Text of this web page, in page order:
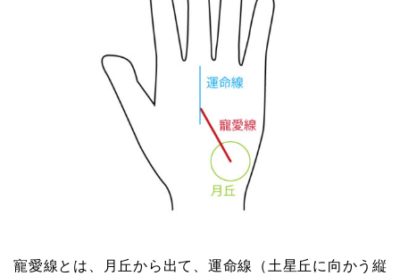
寵愛線とは、月丘から出て、運命線（土星丘に向かう縦